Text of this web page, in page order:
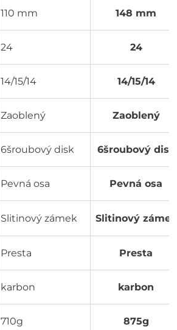
110 mm 148 mm
24 24
14/15/14 14/15/14
Zaoblený Zaoblený
6šroubový disk 6šroubový disk
Pevná osa
Pevná osa
Slitinový zámek Slitinový zámek
Presta Presta
karbon karbon
710g 875g